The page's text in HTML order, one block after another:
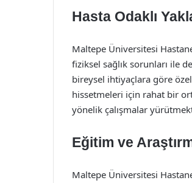
Hasta Odaklı
Maltepe Üniversitesi
fiziksel sağlık sorunları ile
bireysel ihtiyaçlara göre
hissetmeleri için rahat bir
yönelik çalışmalar
Eğitim ve
Maltepe Üniversitesi